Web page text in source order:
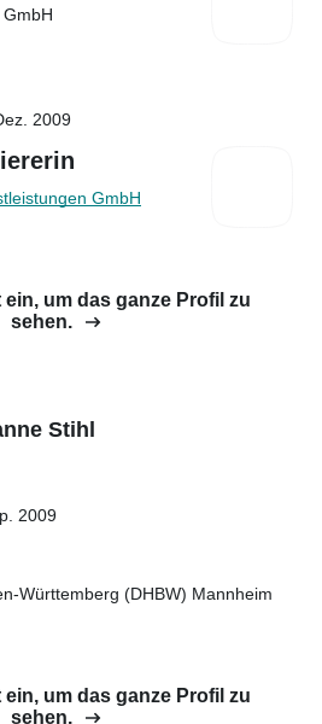
2009
GmbH
um das ganze Profil zu
sehen.
Stihl
2009
Württemberg (DHBW) Mannheim
um das ganze Profil zu
sehen.